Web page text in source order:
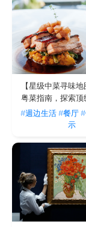
集散地，对于九
我有家庭成员
我们提供多元化的房型
Wanchai，其设计精致的
The Hayworth、V
单位。相比空间受限的
V Causeway Bay 2更提
为什么选择
The V 最大的特色在于
齐全的独立厨房及 Le
维持健康的饮食习惯，
空间，结合专业的家务
活。
【星级中菜寻味
粤菜指南，探索顶
#週边生活#餐厅
示